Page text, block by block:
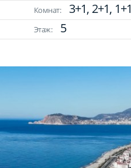
Комнат: 3+1, 2+1, 1+1
Этаж: 5